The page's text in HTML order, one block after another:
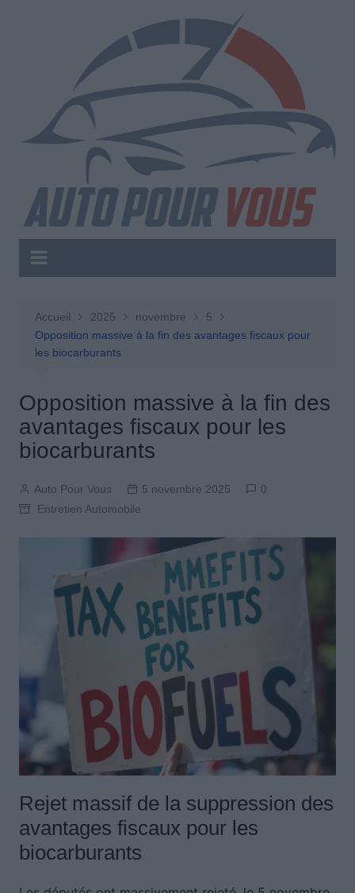
Accueil 2025 novembre
5
Opposition massive à la fin des avantages fiscaux pour
les biocarburants
Opposition massive à la fin des
avantages fiscaux pour les
biocarburants
Auto Pour Vous 5 novembre 2025
0
Entretien Automobile
Rejet massif de la suppression des
avantages fiscaux pour les
biocarburants